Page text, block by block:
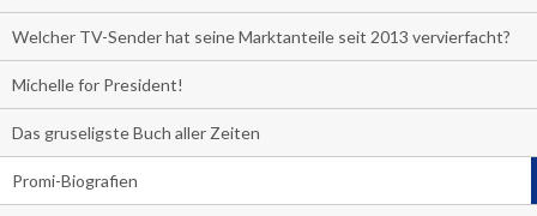
Welcher TV-Sender hat seine Marktanteile seit 2013 vervierfacht?
Michelle for President!
Das gruseligste Buch aller Zeiten
Promi-Biografien